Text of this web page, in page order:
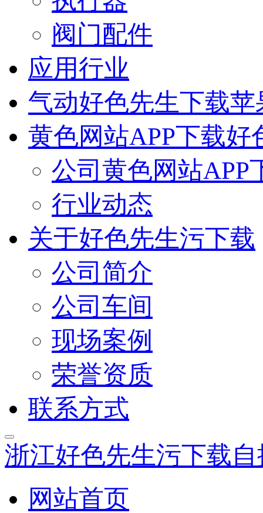
阀门配件
应用行业
气动好色先生下载
黄色网站APP下载好
公司黄色网站APP
行业动态
关于好色先生污下载
公司简介
公司车间
现场案例
荣誉资质
联系方式
浙江好色先生污下载
网站首页